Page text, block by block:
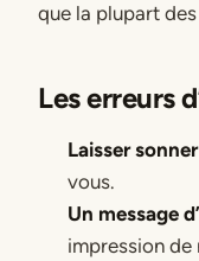
que la plupart
Les erreurs
Laisser
vous.
Un message
impression de